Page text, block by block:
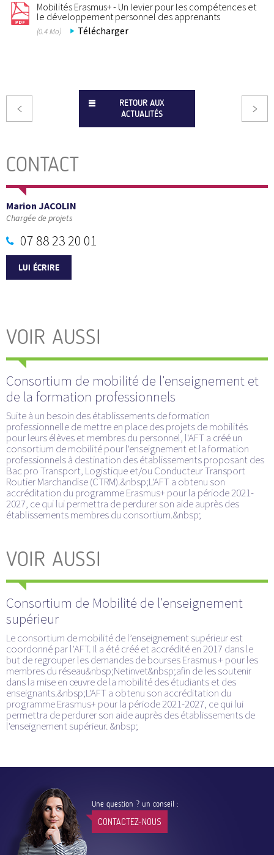
Mobilités Erasmus+ - Un levier pour les compétences et
le développement personnel des apprenants
(0.4 Mo) Télécharger
RETOUR AUX
ACTUALITÉS
CONTACT
Marion JACOLIN
Chargée de projets
07 88 23 20 01
LUI ÉCRIRE
VOIR AUSSI
Consortium de mobilité de l'enseignement et
de la formation professionnels
Suite à un besoin des établissements de formation
professionnelle de mettre en place des projets de mobilités
pour leurs élèves et membres du personnel, l'AFT a créé un
consortium de mobilité pour l'enseignement et la formation
professionnels à destination des établissements proposant des
Bac pro Transport, Logistique et/ou Conducteur Transport
Routier Marchandise (CTRM).&nbsp;L'AFT a obtenu son
accréditation du programme Erasmus+ pour la période 2021-
2027, ce qui lui permettra de perdurer son aide auprès des
établissements membres du consortium.&nbsp;
VOIR AUSSI
Consortium de Mobilité de l'enseignement
supérieur
Le consortium de mobilité de l’enseignement supérieur est
coordonné par l’AFT. Il a été créé et accrédité en 2017 dans le
but de regrouper les demandes de bourses Erasmus + pour les
membres du réseau&nbsp;Netinvet&nbsp;afin de les soutenir
dans la mise en œuvre de la mobilité des étudiants et des
enseignants.&nbsp;L'AFT a obtenu son accréditation du
programme Erasmus+ pour la période 2021-2027, ce qui lui
permettra de perdurer son aide auprès des établissements de
l'enseignement supérieur. &nbsp;
Une question ? un conseil :
CONTACTEZ-NOUS